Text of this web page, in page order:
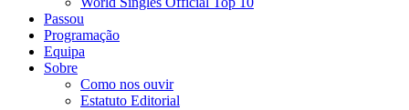
Passou
Programação
Equipa
Sobre
Como nos ouvir
Estatuto Editorial